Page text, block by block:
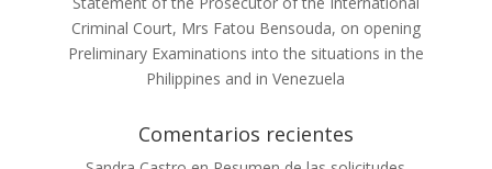
Criminal Court, Mrs Fatou Bensouda, on opening
Preliminary Examinations into the situations in the
Philippines and in Venezuela
Comentarios recientes